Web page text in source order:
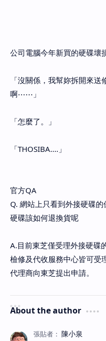
公司電腦今年新買的硬碟壞
「沒關係，我幫妳拆開來
啊⋯⋯」
「怎麼了。」
「THOSIBA....」
官方QA
Q. 網站上只看到外接硬碟
硬碟該如何退換貨呢
A.目前東芝僅受理外接硬碟
檢修及代收服務中心皆可受
代理商向東芝提出申請。
About the author